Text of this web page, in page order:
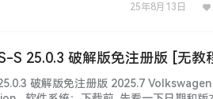
25年8月13日
S 25.0.3 破解版免注册版 [无教
破解版免注册版 2025.7